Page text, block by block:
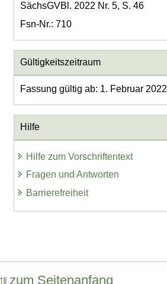
SächsGVBl. 2022 Nr. 5, S. 46
Fsn-Nr.: 710
Gültigkeitszeitraum
Fassung gültig ab: 1. Februar 2022
Hilfe
Hilfe zum Vorschriftentext
Fragen und Antworten
Barrierefreiheit
zum Seitenanfang